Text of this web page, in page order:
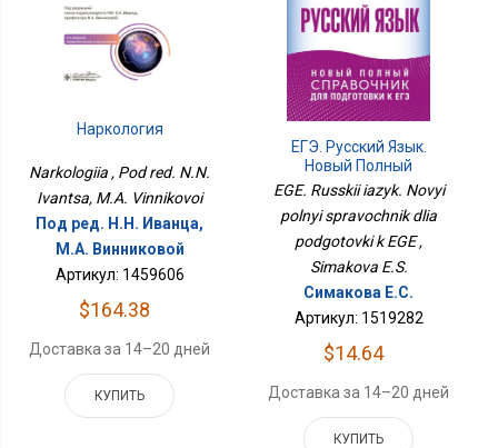
Наркология
Narkologiia , Pod red. N.N.
Ivantsa, M.A. Vinnikovoi
Под ред. Н.Н. Иванца,
М.А. Винниковой
Артикул: 1459606
$164.38
Доставка за 14–20 дней
КУПИТЬ
ЕГЭ. Русский Язык.
Новый Полный
Справочник Для
Подготовки К ЕГЭ
EGE. Russkii iazyk. Novyi
polnyi spravochnik dlia
podgotovki k EGE ,
Simakova E.S.
Симакова Е.С.
Артикул: 1519282
$14.64
Доставка за 14–20 дней
КУПИТЬ